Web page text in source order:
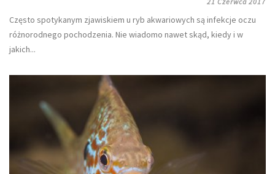
Często spotykanym zjawiskiem u ryb akwariowych są infekcje oczu
różnorodnego pochodzenia. Nie wiadomo nawet skąd, kiedy i w
jakich...